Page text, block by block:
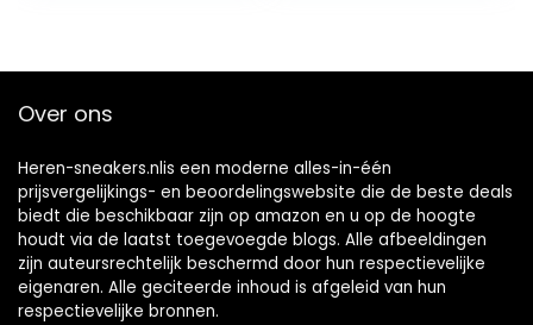
Schoenen, Casual
Over ons
Heren-sneakers.nlis een moderne alles-in-één
prijsvergelijkings- en beoordelingswebsite die de beste deals
biedt die beschikbaar zijn op amazon en u op de hoogte
houdt via de laatst toegevoegde blogs. Alle afbeeldingen
zijn auteursrechtelijk beschermd door hun respectievelijke
eigenaren. Alle geciteerde inhoud is afgeleid van hun
respectievelijke bronnen.